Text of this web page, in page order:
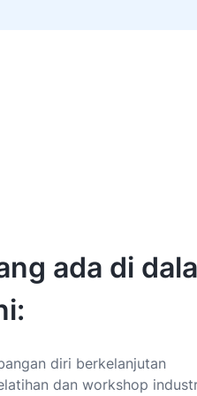
ada di
diri berkelanjutan
dan workshop